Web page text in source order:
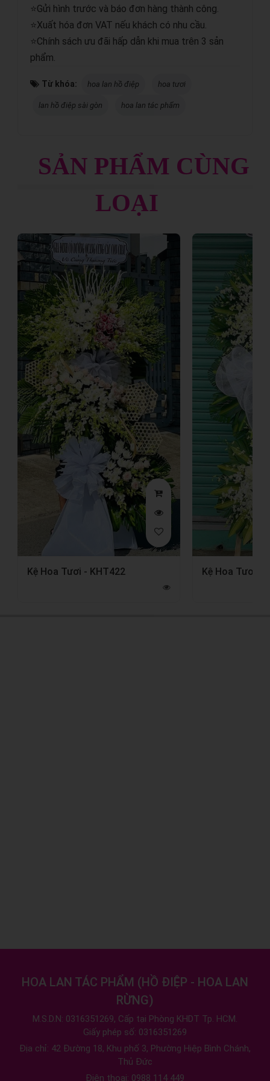
⭐Gửi hình trước và báo đơn hàng thành công.
⭐Xuất hóa đơn VAT nếu khách có nhu cầu.
⭐Chính sách ưu đãi hấp dẫn khi mua trên 3 sản
phẩm.
Từ khóa: hoa lan hồ điệp hoa tươi
lan hồ điệp sài gòn hoa lan tác phẩm
SẢN PHẨM CÙNG
LOẠI
Kệ Hoa Tươi - KHT422 Kệ Hoa Tươi -
HOA LAN TÁC PHẨM (HỒ ĐIỆP - HOA LAN
RỪNG)
M.S.D.N: 0316351269, Cấp tại Phòng KHDT Tp. HCM.
Giấy phép số: 0316351269
Địa chỉ: 42 Đường 18, Khu phố 3, Phường Hiệp Bình Chánh,
Thủ Đức
Điện thoại: 0988 114 449